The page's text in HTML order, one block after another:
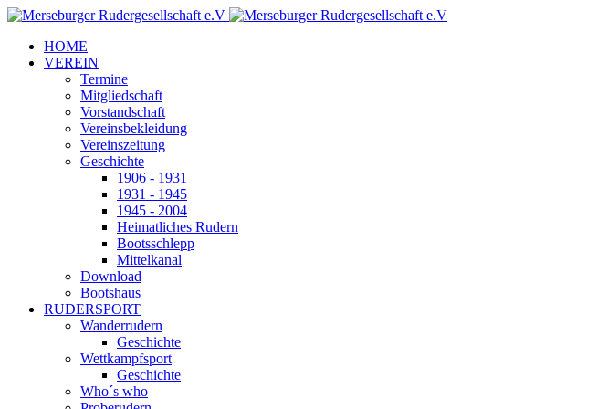
HOME
VEREIN
Termine
Mitgliedschaft
Vorstandschaft
Vereinsbekleidung
Vereinszeitung
Geschichte
1906 - 1931
1931 - 1945
1945 - 2004
Heimatliches Rudern
Bootsschlepp
Mittelkanal
Download
Bootshaus
RUDERSPORT
Wanderrudern
Geschichte
Wettkampfsport
Geschichte
Who´s who